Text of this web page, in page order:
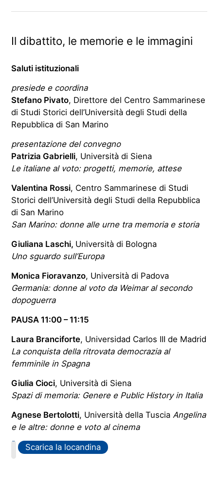
Il dibattito, le memorie e le immagini
Saluti istituzionali
presiede e coordina
Stefano Pivato, Direttore del Centro Sammarinese
di Studi Storici dell’Università degli Studi della
Repubblica di San Marino
presentazione del convegno
Patrizia Gabrielli, Università di Siena
Le italiane al voto: progetti, memorie, attese
Valentina Rossi, Centro Sammarinese di Studi
Storici dell’Università degli Studi della Repubblica
di San Marino
San Marino: donne alle urne tra memoria e storia
Giuliana Laschi, Università di Bologna
Uno sguardo sull’Europa
Monica Fioravanzo, Università di Padova
Germania: donne al voto da Weimar al secondo
dopoguerra
PAUSA 11:00 – 11:15
Laura Branciforte, Universidad Carlos III de Madrid
La conquista della ritrovata democrazia al
femminile in Spagna
Giulia Cioci, Università di Siena
Spazi di memoria: Genere e Public History in Italia
Agnese Bertolotti, Università della Tuscia Angelina
e le altre: donne e voto al cinema
PDF
Scarica la locandina